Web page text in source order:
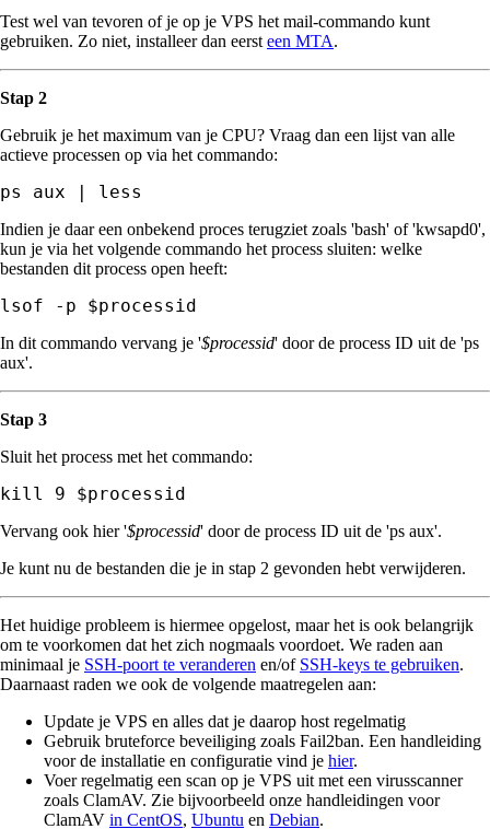
Test wel van tevoren of je op je VPS het mail-commando kunt
gebruiken. Zo niet, installeer dan eersteen MTA.
Stap 2
Gebruik je het maximum van je CPU? Vraag dan een lijst van alle
actieve processen op via het commando:
ps aux | less
Indien je daar een onbekend proces terugziet zoals 'bash' of 'kwsapd0',
kun je via het volgende commando het process sluiten: welke
bestanden dit process open heeft:
In dit commando vervang je '$processid' door de process ID uit de 'ps
aux'.
Stap 3
Sluit het process met het commando:
kill 9 $processid
Vervang ook hier '$processid' door de process ID uit de 'ps aux'.
Je kunt nu de bestanden die je in stap 2 gevonden hebt verwijderen.
Het huidige probleem is hiermee opgelost, maar het is ook belangrijk
om te voorkomen dat het zich nogmaals voordoet. We raden aan
minimaal je SSH-poort te veranderen en/of SSH-keys te gebruiken.
Daarnaast raden we ook de volgende maatregelen aan:
Update je VPS en alles dat je daarop host regelmatig
Gebruik bruteforce beveiliging zoals Fail2ban. Een handleiding
voor de installatie en configuratie vind je hier.
Voer regelmatig een scan op je VPS uit met een virusscanner
zoals ClamAV. Zie bijvoorbeeld onze handleidingen voor
ClamAV in CentOS, Ubuntu en Debian.